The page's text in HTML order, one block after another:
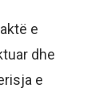
e
dhe
e